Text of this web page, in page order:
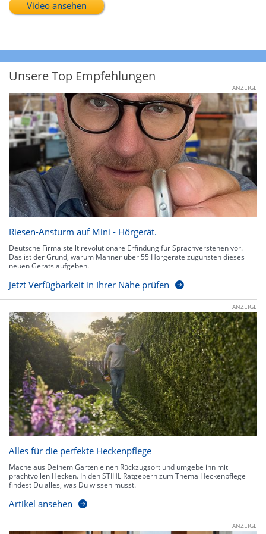
Video ansehen
Unsere Top Empfehlungen
ANZEIGE
Riesen-Ansturm auf Mini - Hörgerät.
Deutsche Firma stellt revolutionäre Erfindung für Sprachverstehen vor.
Das ist der Grund, warum Männer über 55 Hörgeräte zugunsten dieses
neuen Geräts aufgeben.
Jetzt Verfügbarkeit in Ihrer Nähe prüfen
ANZEIGE
Alles für die perfekte Heckenpflege
Mache aus Deinem Garten einen Rückzugsort und umgebe ihn mit
prachtvollen Hecken. In den STIHL Ratgebern zum Thema Heckenpflege
findest Du alles, was Du wissen musst.
Artikel ansehen
ANZEIGE